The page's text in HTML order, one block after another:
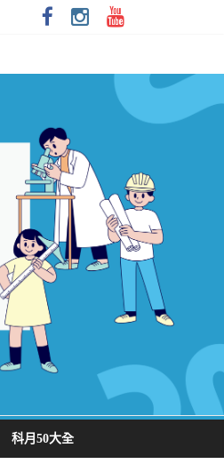
科月50大全